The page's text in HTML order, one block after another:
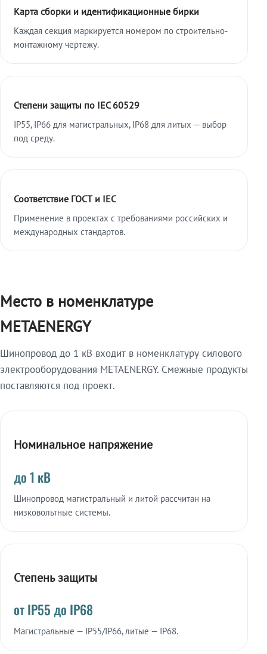
Карта сборки и идентификационные бирки
Каждая секция маркируется номером по строительно-
монтажному чертежу.
Степени защиты по IEC 60529
IP55, IP66 для магистральных, IP68 для литых — выбор
под среду.
Соответствие ГОСТ и IEC
Применение в проектах с требованиями российских и
международных стандартов.
Место в номенклатуре
METAENERGY
Шинопровод до 1 кВ входит в номенклатуру силового
электрооборудования METAENERGY. Смежные продукты
поставляются под проект.
Номинальное напряжение
до 1 кВ
Шинопровод магистральный и литой рассчитан на
низковольтные системы.
Степень защиты
от IP55 до IP68
Магистральные — IP55/IP66, литые — IP68.